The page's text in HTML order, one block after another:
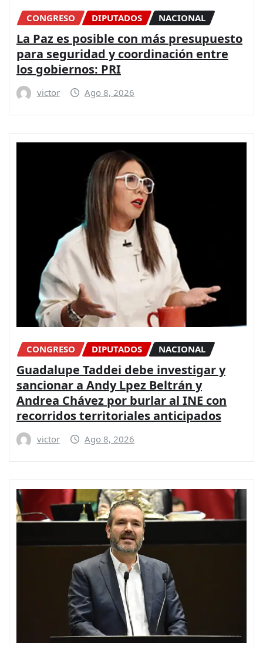
CONGRESO DIPUTADOS NACIONAL
La Paz es posible con más presupuesto
para seguridad y coordinación entre
los gobiernos: PRI
victor Ago 8, 2026
CONGRESO DIPUTADOS NACIONAL
Guadalupe Taddei debe investigar y
sancionar a Andy Lpez Beltrán y
Andrea Chávez por burlar al INE con
recorridos territoriales anticipados
victor Ago 8, 2026